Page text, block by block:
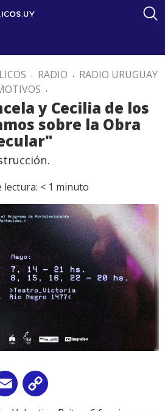
. RADIO . RADIO URUGUAY
.
y Cecilia de los
sobre la Obra
lectura: < 1 minuto
Email